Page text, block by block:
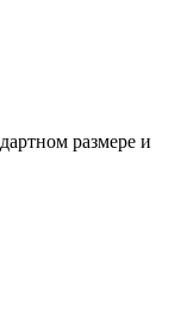
размере и